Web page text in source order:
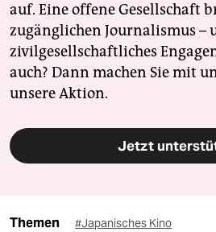
auf. Eine offene Gesellschaft
zugänglichen Journalismus –
zivilgesellschaftliches
auch? Dann machen Sie mit
unsere Aktion.
Jetzt
Themen #Japanisches Kino